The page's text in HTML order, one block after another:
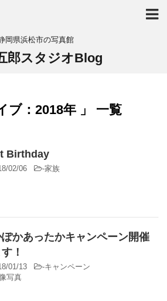
岡県浜松市の写真館
郎スタジオBlog
ブ：2018年 」 一覧
Birthday
02/06 -家族
かあったかキャンペーン開催
！
01/13 -キャンペーン
写真